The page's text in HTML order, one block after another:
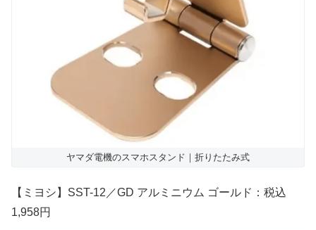
ヤマダ電機のスマホスタンド｜折りたたみ式
【ミヨシ】SST-12／GD アルミニウム ゴールド：税込
1,958円